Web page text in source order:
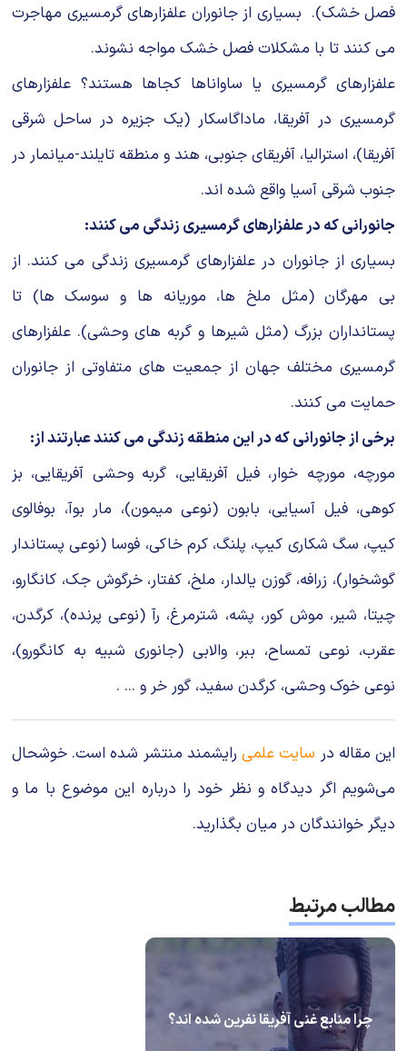
فصل خشك). بسیاری از جانوران علفزارهای گرمسیری مهاجرت
می كنند تا با مشکلات فصل خشک مواجه نشوند.
علفزارهای گرمسیری یا ساواناها كجاها هستند؟ علفزارهای
گرمسیری در آفریقا،‌ ماداگاسكار (یك جزیره در ساحل شرقی
آفریقا)، استرالیا، آفریقای جنوبی، هند و منطقه تایلند-میانمار در
جنوب شرقی آسیا واقع شده اند.
جانورانی كه در علفزارهای گرمسیری زندگی می كنند:
بسیاری از جانوران در علفزارهای گرمسیری زندگی می كنند. ‌از
بی مهرگان (مثل ملخ ها، موریانه ها و سوسك ها) تا
پستانداران بزرگ (مثل شیرها و گربه های وحشی). علفزارهای
گرمسیری مختلف جهان از جمعیت های متفاوتی از جانوران
حمایت می كنند.
برخی از جانورانی که در این منطقه زندگی می کنند عبارتند از:
مورچه، مورچه خوار، فیل آفریقایی، گربه وحشی آفریقایی، بز
کوهی، فیل آسیایی، بابون (نوعی میمون)، مار بوآ، بوفالوی
کیپ، سگ شکاری کیپ، پلنگ، کرم خاکی، فوسا (نوعی پستاندار
گوشخوار)، زرافه، گوزن یالدار، ملخ، کفتار، خرگوش جک، کانگارو،
چیتا، شیر، موش کور، پشه، شترمرغ، رآ (نوعی پرنده)، کرگدن،
عقرب، نوعی تمساح، ببر، والابی (جانوری شبیه به کانگورو)،
نوعی خوک وحشی، کرگدن سفید، گور خر و ... .
این مقاله در سایت علمیرایشمند منتشر شده است. خوشحال
می‌شویم اگر دیدگاه و نظر خود را درباره این موضوع با ما و
دیگر خوانندگان در میان بگذارید.
مطالب مرتبط
چرا منابع غنی آفریقا نفرین شده اند؟